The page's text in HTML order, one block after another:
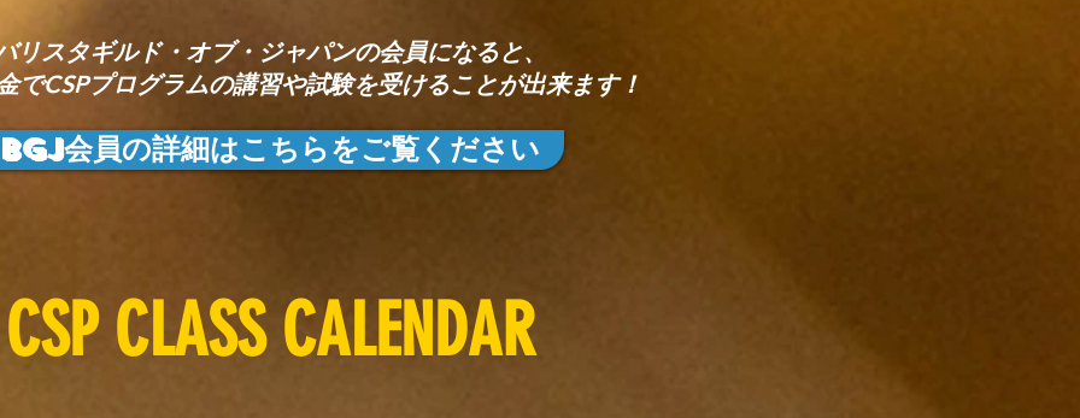
リスタギルド・オブ・ジャパンの会員になると、
でCSPプログラムの講習や試験を受けることが出来ます！
BGJ会員の詳細はこちらをご覧ください
CSP CLASS CALENDAR